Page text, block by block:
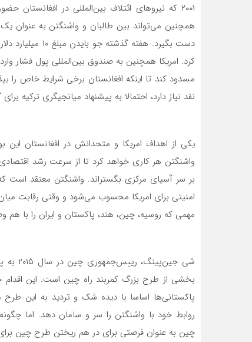
۲۰۰۱ که نیروهای ائتلاف بین‌المللی در
همچنین می‌تواند بین طالبان و واشنگتن به عنوان
دست بگیرد.
مسدود کند تا اینکه افغانستان برخی شرایط خاص را
نقد نیاز دارد، احتمالا به پیشنهاد میانجیگری ترکیه
یکی از اهداف امریکا و متحدانش در افغانستان
واشنگتن هر کاری خواهد کرد تا از سرعت رشد
بر سر آسیای مرکزی بگستراند. واشنگتن معتقد است
امنیتی برای امریکا محسوب می‌شود و وقتی رقابت
مهمی که روسیه، چین، هند، پاکستان و ایران را با
شی
بخشی از طرح بزرگ‌ کمربند‌ راه چین است. این اقدام
پاکستانی‌ها اساسا با دیده شک و تردید به این طرح
روابط خود با واشنگتن را سر و سامان دهد. اما
چین به عنوان فرصتی برای در هم ریختن طرح چین برای